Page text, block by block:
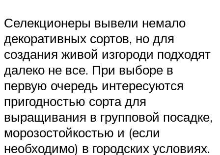
Селекционеры вывели немало
декоративных сортов, но для
создания живой изгороди подходят
далеко не все. При выборе в
первую очередь интересуются
пригодностью сорта для
выращивания в групповой посадке,
морозостойкостью и (если
необходимо) в городских условиях.